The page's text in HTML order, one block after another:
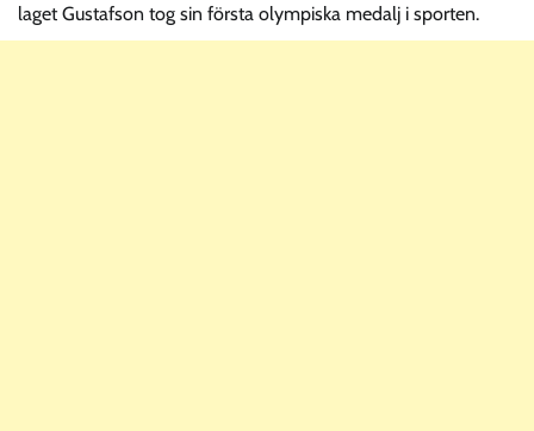
laget Gustafson tog sin första olympiska medalj i sporten.